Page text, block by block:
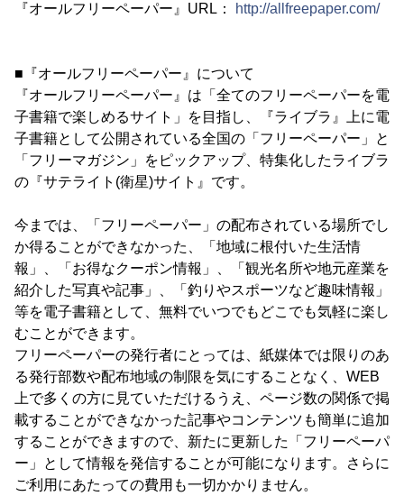
『オールフリーペーパー』URL：
http://allfreepaper.com/
■『オールフリーペーパー』について
『オールフリーペーパー』は「全てのフリーペーパーを電
子書籍で楽しめるサイト」を目指し、『ライブラ』上に電
子書籍として公開されている全国の「フリーペーパー」と
「フリーマガジン」をピックアップ、特集化したライブラ
の『サテライト(衛星)サイト』です。
今までは、「フリーペーパー」の配布されている場所でし
か得ることができなかった、「地域に根付いた生活情
報」、「お得なクーポン情報」、「観光名所や地元産業を
紹介した写真や記事」、「釣りやスポーツなど趣味情報」
等を電子書籍として、無料でいつでもどこでも気軽に楽し
むことができます。
フリーペーパーの発行者にとっては、紙媒体では限りのあ
る発行部数や配布地域の制限を気にすることなく、WEB
上で多くの方に見ていただけるうえ、ページ数の関係で掲
載することができなかった記事やコンテンツも簡単に追加
することができますので、新たに更新した「フリーペーパ
ー」として情報を発信することが可能になります。さらに
ご利用にあたっての費用も一切かかりません。